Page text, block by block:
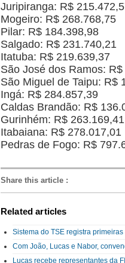
Juripiranga: R$
Mogeiro: R$ 268.768,75
Pilar: R$ 184.398,98
Salgado: R$ 231.740,21
Itatuba: R$ 219.639,37
São José dos Ramos:
São Miguel de Taipu: R$
Ingá: R$ 284.857,39
Caldas Brandão: R$
Gurinhém: R$ 263.169,41
Itabaiana: R$ 278.017,01
Pedras de Fogo: R$
Share this article :
Related articles
Sistema do TSE registra
Com João, Lucas e Nabor,
Lucas recebe representantes da